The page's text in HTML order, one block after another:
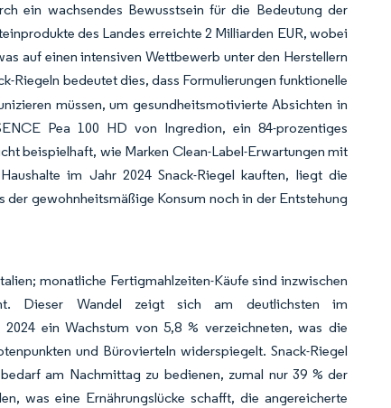
ein wachsendes Bewusstsein für die Bedeutung der
des Landes erreichte 2 Milliarden EUR, wobei
auf einen intensiven Wettbewerb unter den Herstellern
Riegeln bedeutet dies, dass Formulierungen funktionelle
müssen, um gesundheitsmotivierte Absichten in
Pea 100 HD von Ingredion, ein 84-prozentiges
beispielhaft, wie Marken Clean-Label-Erwartungen mit
im Jahr 2024 Snack-Riegel kauften, liegt die
gewohnheitsmäßige Konsum noch in der Entstehung
monatliche Fertigmahlzeiten-Käufe sind inzwischen
Dieser Wandel zeigt sich am deutlichsten im
ein Wachstum von 5,8 % verzeichneten, was die
und Bürovierteln widerspiegelt. Snack-Riegel
am Nachmittag zu bedienen, zumal nur 39 % der
was eine Ernährungslücke schafft, die angereicherte